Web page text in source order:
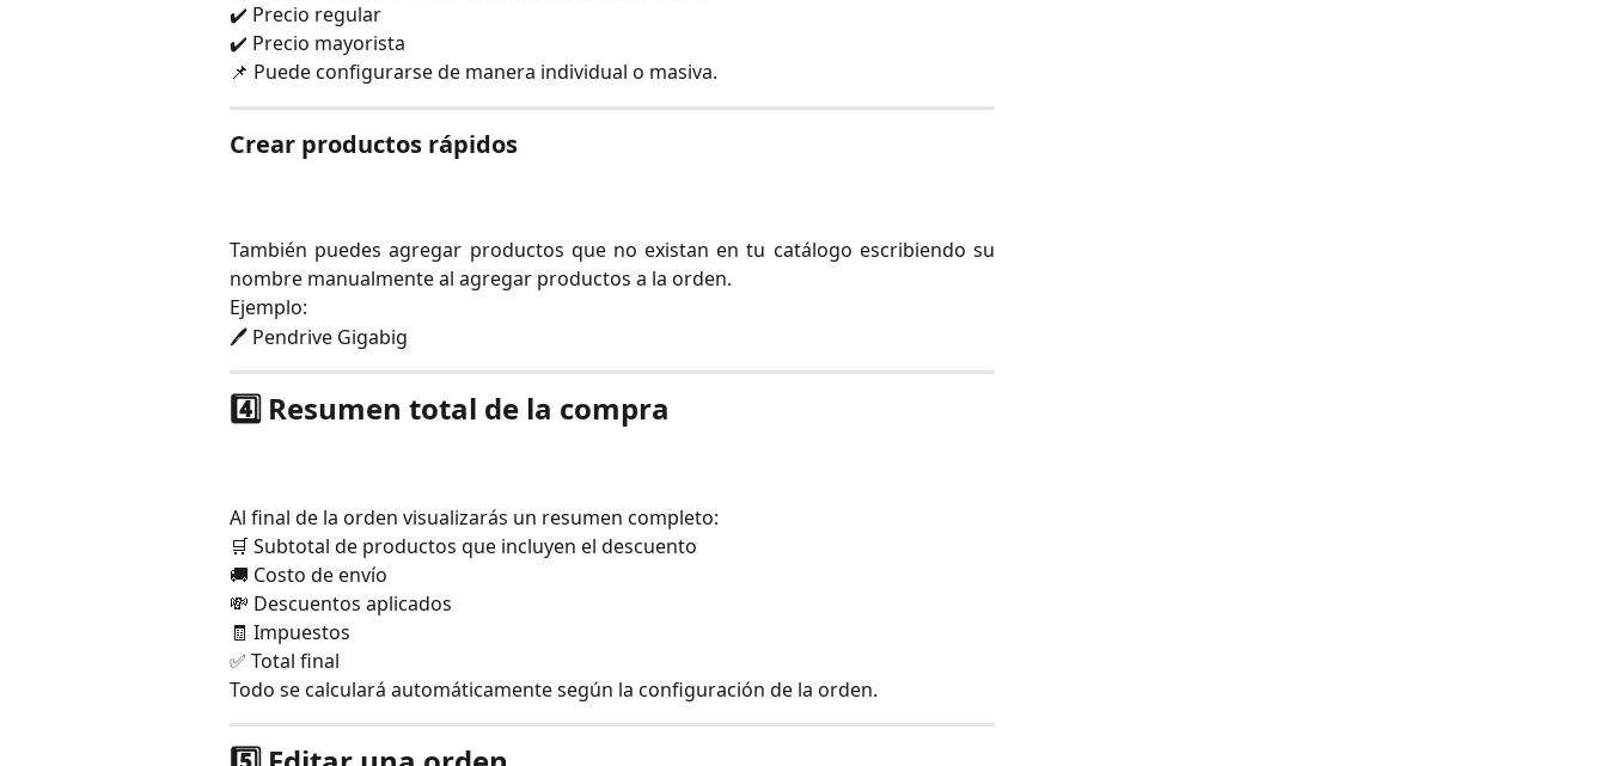
✔️ Precio regular
✔️ Precio mayorista
📌 Puede configurarse de manera individual o masiva.
Crear productos rápidos
También puedes agregar productos que no existan en tu catálogo escribiendo su
nombre manualmente al agregar productos a la orden.
Ejemplo:
🖊️ Pendrive Gigabig
4️⃣ Resumen total de la compra
Al final de la orden visualizarás un resumen completo:
🛒 Subtotal de productos que incluyen el descuento
🚚 Costo de envío
💸 Descuentos aplicados
🧾 Impuestos
✅ Total final
Todo se calculará automáticamente según la configuración de la orden.